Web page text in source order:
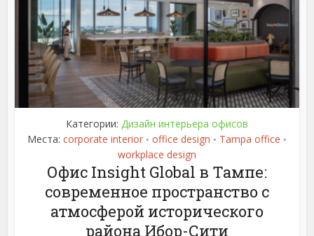
Категории: Дизайн интерьера офисов
Места: corporate interior • office design • Tampa office •
workplace design
Офис Insight Global в Тампе:
современное пространство с
атмосферой исторического
района Ибор-Сити